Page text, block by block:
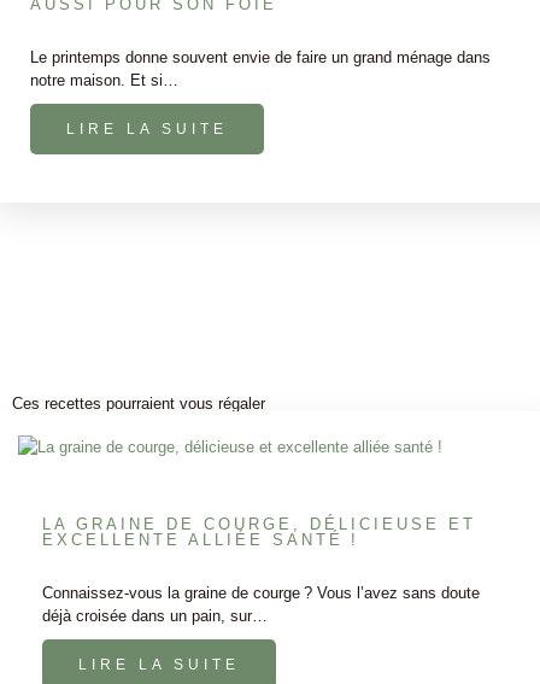
AUSSI POUR SON FOIE
Le printemps donne souvent envie de faire un grand ménage dans
notre maison. Et si…
LIRE LA SUITE
Ces recettes pourraient vous régaler
LA GRAINE DE COURGE, DÉLICIEUSE ET
EXCELLENTE ALLIÉE SANTÉ !
Connaissez-vous la graine de courge ? Vous l’avez sans doute
déjà croisée dans un pain, sur…
LIRE LA SUITE